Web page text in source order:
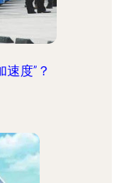
度”？